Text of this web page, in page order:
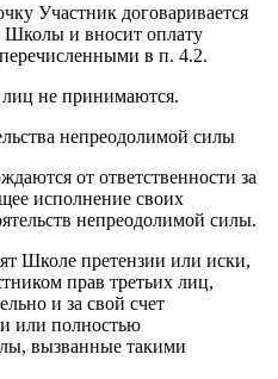
Участник договаривается
Школы и вносит оплату
в п. 4.2.
не принимаются.
непреодолимой силы
от ответственности за
исполнение своих
непреодолимой силы.
Школе претензии или иски,
прав третьих лиц,
и за свой счет
или полностью
вызванные такими